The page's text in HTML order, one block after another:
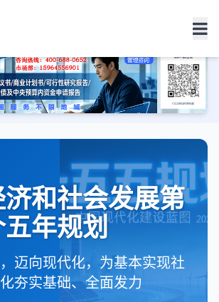
济和社会发展第
年规划
迈向现代化，为基本实现社
夯实基础、全面发力